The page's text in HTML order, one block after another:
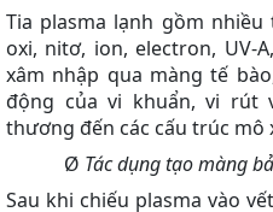
Tia plasma lạnh gồm
oxi, nitơ, ion, electron, UV-
xâm nhập qua màng tế
động của vi khuẩn, vi rút
thương đến các cấu trúc mô
Ø Tác dụng tạo màng
Sau khi chiếu plasma vào